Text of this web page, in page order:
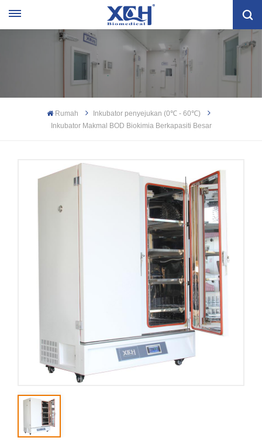
Rumah
Inkubator penyejukan (0℃ - 60℃)
Inkubator Makmal BOD Biokimia Berkapasiti Besar